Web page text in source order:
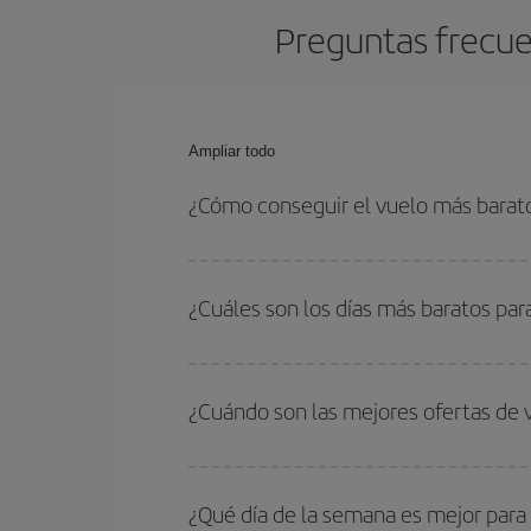
Preguntas
Ampliar todo
¿Cómo conseguir el vuelo más
fechas y horarios de ida y vuelta.
¿Cuáles son los días más baratos
quieres ir y en qué fechas habías pensado
para que puedas encontrar la mejor oferta.
¿Cuándo son las mejores ofertas de
periodos de vacaciones escolares son
¿Qué día de la semana es mejor